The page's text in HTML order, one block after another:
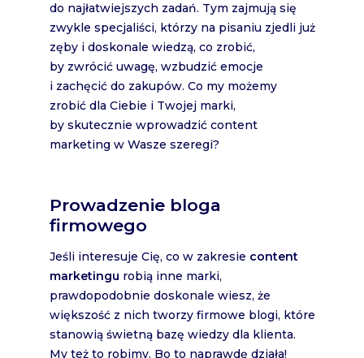
do najłatwiejszych zadań. Tym zajmują się
zwykle specjaliści, którzy na pisaniu zjedli już
zęby i doskonale wiedzą, co zrobić,
by zwrócić uwagę, wzbudzić emocje
i zachęcić do zakupów. Co my możemy
zrobić dla Ciebie i Twojej marki,
by skutecznie wprowadzić content
marketing w Wasze szeregi?
Prowadzenie bloga
firmowego
Jeśli interesuje Cię, co w zakresie content
marketingu robią inne marki,
prawdopodobnie doskonale wiesz, że
większość z nich tworzy firmowe blogi, które
stanowią świetną bazę wiedzy dla klienta.
My też to robimy. Bo to naprawdę działa!